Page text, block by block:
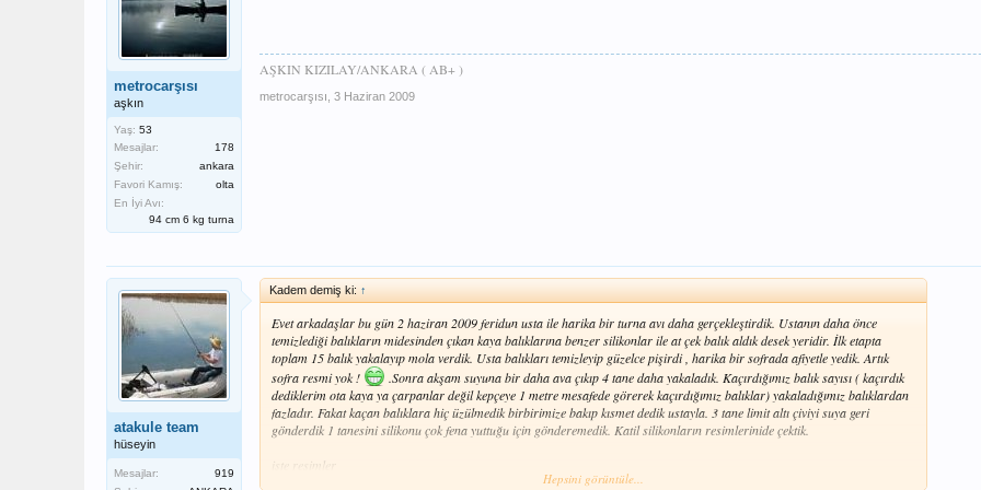
metrocarşısı
aşkın
Yaş: 53
Mesajlar:
178
Şehir:
ankara
Favori Kamış:
olta
En İyi Avı:
94 cm 6 kg turna
AŞKIN KIZILAY/ANKARA ( AB+ )
metrocarşısı 3 Haziran 2009
atakule team
hüseyin
Mesajlar:
919
Kadem demiş ki: ↑
Evet arkadaşlar bu gün 2 haziran 2009 feridun usta ile harika bir turna avı daha gerçekleştirdik. Ustanın daha önce
temizlediği balıkların midesinden çıkan kaya balıklarına benzer silikonlar ile at çek balık aldık desek yeridir. İlk etapta
toplam 15 balık yakalayıp mola verdik. Usta balıkları temizleyip güzelce pişirdi , harika bir sofrada afiyetle yedik. Artık
sofra resmi yok !
.Sonra akşam suyuna bir daha ava çıkıp 4 tane daha yakaladık. Kaçırdığımız balık sayısı ( kaçırdık
dediklerim ota kaya ya çarpanlar değil kepçeye 1 metre mesafede görerek kaçırdığımız balıklar) yakaladığımız balıklardan
fazladır. Fakat kaçan balıklara hiç üzülmedik birbirimize bakıp kısmet dedik ustayla. 3 tane limit altı çiviyi suya geri
gönderdik 1 tanesini silikonu çok fena yuttuğu için gönderemedik. Katil silikonların resimlerinide çektik.
işte resimler
Hepsini görüntüle...